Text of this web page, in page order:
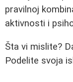
pravilnoj
aktivnosti i
Šta vi mislite?
Podelite svoja